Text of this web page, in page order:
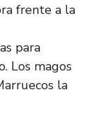
frente a la
para
Los magos
la